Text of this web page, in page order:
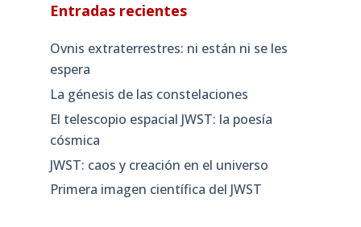
Entradas recientes
Ovnis extraterrestres: ni están ni se les
espera
La génesis de las constelaciones
El telescopio espacial JWST: la poesía
cósmica
JWST: caos y creación en el universo
Primera imagen científica del JWST